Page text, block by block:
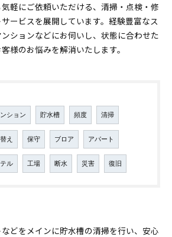
軽にご依頼いただける、清掃・点検・修
ービスを展開しています。経験豊富なス
ションなどにお伺いし、状態に合わせた
様のお悩みを解消いたします。
ション 貯水槽 頻度 清掃
え 保守 ブロア アパート
ル 工場 断水 災害 復旧
どをメインに貯水槽の清掃を行い、安心